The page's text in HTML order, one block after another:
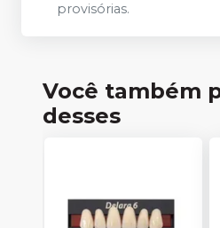
provisórias.
Você também
desses